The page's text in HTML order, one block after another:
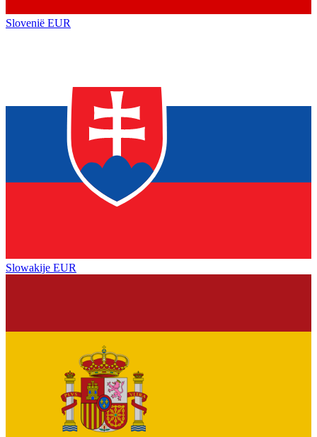
Slovenië EUR
Slowakije EUR